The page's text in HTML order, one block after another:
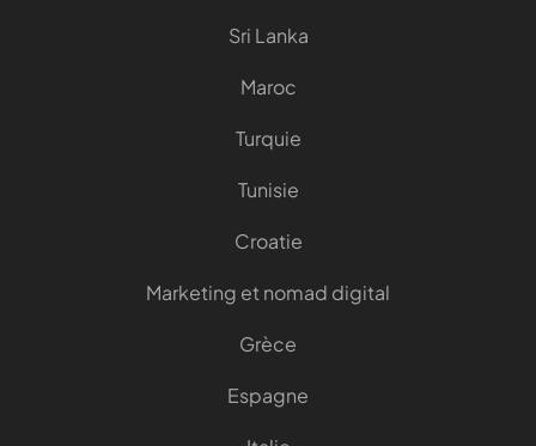
Sri Lanka
Maroc
Turquie
Tunisie
Croatie
Marketing et nomad digital
Grèce
Espagne